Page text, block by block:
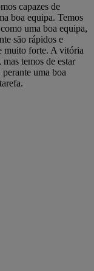
capazes de
boa equipa. Temos
uma boa equipa,
são rápidos e
muito forte. A vitória
temos de estar
uma boa